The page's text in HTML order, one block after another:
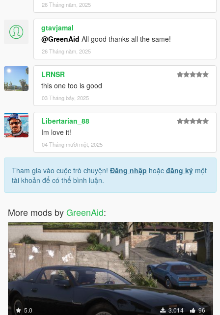
26 Tháng năm, 2025
gtavjamal
@GreenAid All good thanks all the same!
26 Tháng năm, 2025
LRNSR
this one too is good
03 Tháng bảy, 2025
Libertarian_88
Im love it!
04 Tháng mười một, 2025
Tham gia vào cuộc trò chuyện! Đăng nhập hoặc đăng ký một
tài khoản để có thể bình luận.
More mods byGreenAid:
5.0 3.014 96